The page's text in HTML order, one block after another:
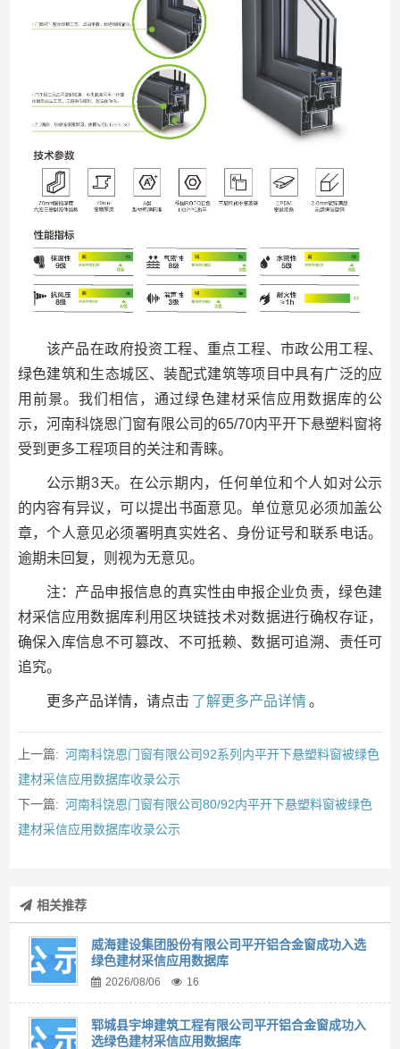
该产品在政府投资工程、重点工程、市政公用工程、
绿色建筑和生态城区、装配式建筑等项目中具有广泛的应
用前景。我们相信，通过绿色建材采信应用数据库的公
示，河南科饶恩门窗有限公司的65/70内平开下悬塑料窗将
受到更多工程项目的关注和青睐。
公示期3天。在公示期内，任何单位和个人如对公示
的内容有异议，可以提出书面意见。单位意见必须加盖公
章，个人意见必须署明真实姓名、身份证号和联系电话。
逾期未回复，则视为无意见。
注：产品申报信息的真实性由申报企业负责，绿色建
材采信应用数据库利用区块链技术对数据进行确权存证，
确保入库信息不可篡改、不可抵赖、数据可追溯、责任可
追究。
更多产品详情，请点击 了解更多产品详情。
上一篇: 河南科饶恩门窗有限公司92系列内平开下悬塑料窗被绿色
建材采信应用数据库收录公示
下一篇: 河南科饶恩门窗有限公司80/92内平开下悬塑料窗被绿色
建材采信应用数据库收录公示
相关推荐
威海建设集团股份有限公司平开铝合金窗成功入选
绿色建材采信应用数据库
2026/08/06 16
郓城县宇坤建筑工程有限公司平开铝合金窗成功入
选绿色建材采信应用数据库